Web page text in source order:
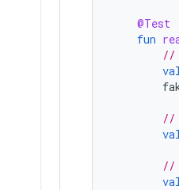
@Test
fun
//
//
//